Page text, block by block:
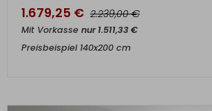
1.679,25 € 2.239,00€
Mit Vorkasse nur1.511,33€
Preisbeispiel 140x200 cm